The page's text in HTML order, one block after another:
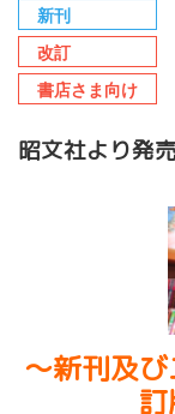
新刊
改訂
書店さま向け
昭文社より発
〜新刊及